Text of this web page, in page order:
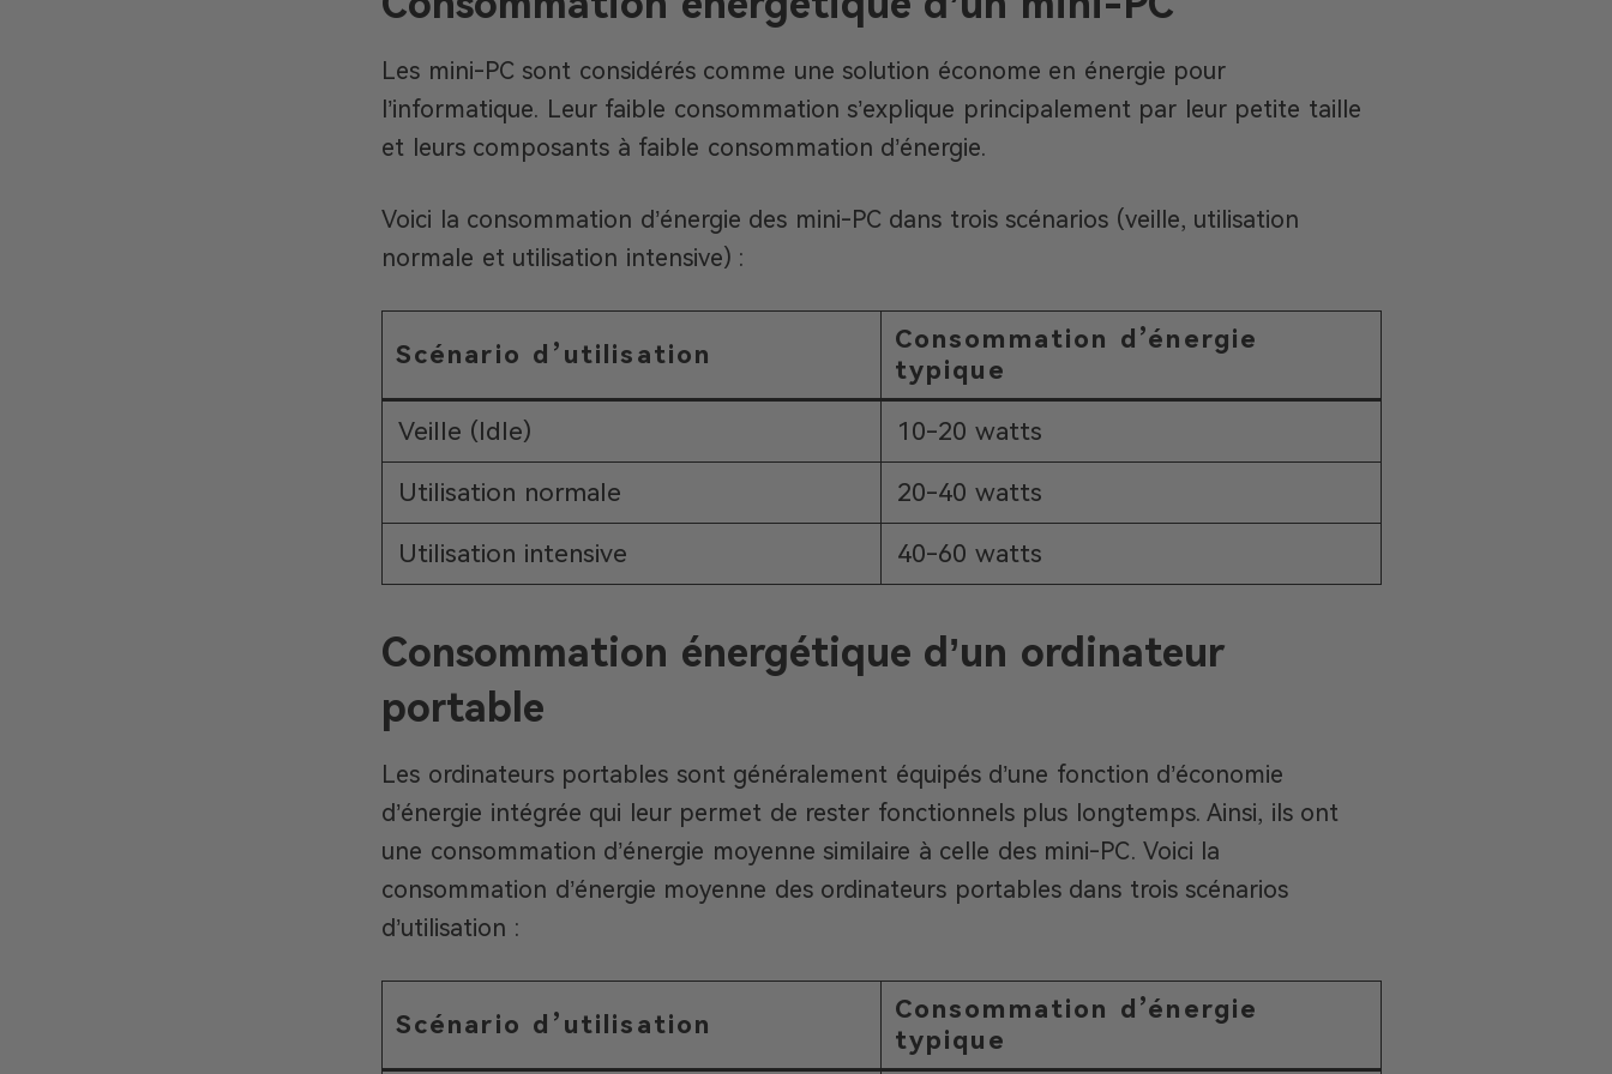
Les mini-PC sont considérés comme une solution économe en énergie pour
l’informatique. Leur faible consommation s’explique principalement par leur petite taille
et leurs composants à faible consommation d’énergie.
Voici la consommation d’énergie des mini-PC dans trois scénarios (veille, utilisation
normale et utilisation intensive) :
Scénario d’utilisation
Consommation d’énergie
typique
Veille (Idle) 10-20 watts
Utilisation normale 20-40 watts
Utilisation intensive 40-60 watts
Consommation énergétique d’un ordinateur
portable
Les ordinateurs portables sont généralement équipés d’une fonction d’économie
d’énergie intégrée qui leur permet de rester fonctionnels plus longtemps. Ainsi, ils ont
une consommation d’énergie moyenne similaire à celle des mini-PC. Voici la
consommation d’énergie moyenne des ordinateurs portables dans trois scénarios
d’utilisation :
Scénario d’utilisation
Consommation d’énergie
typique